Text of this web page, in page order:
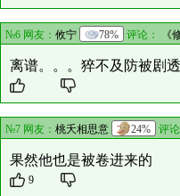
№6 网友： 攸宁 78% 评论： 《
离谱。。。猝不及防被剧
№7 网友： 桃夭相思意 24% 评论
果然他也是被卷进来的
9